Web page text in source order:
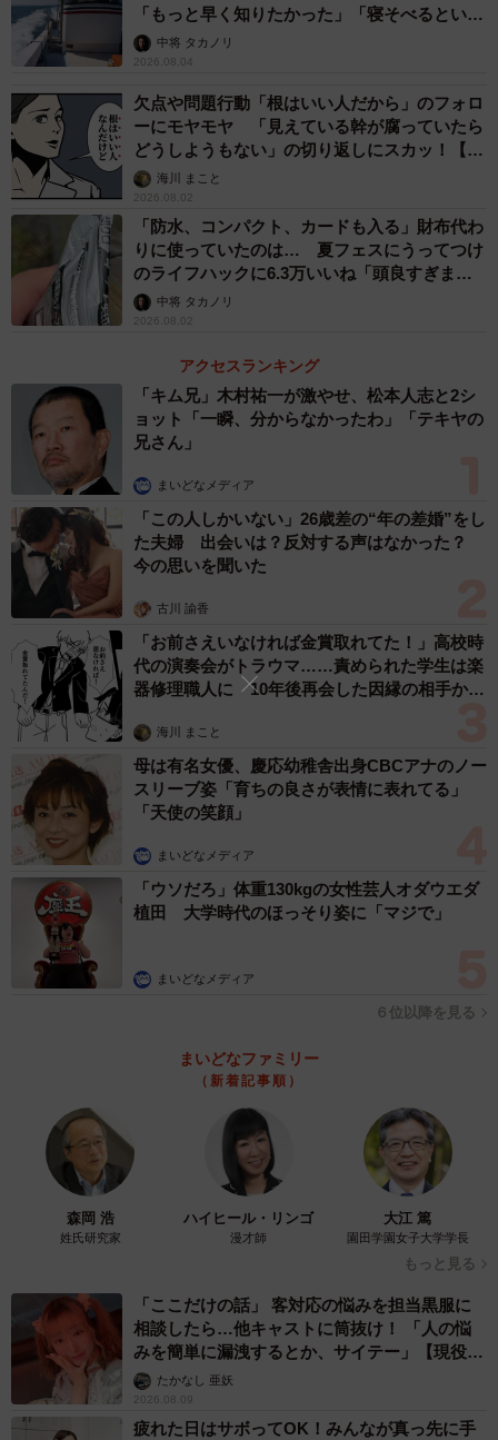
「もっと早く知りたかった」「寝そべるといい
らしい」
中将 タカノリ
2026.08.04
欠点や問題行動「根はいい人だから」のフォロ
ーにモヤモヤ 「見えている幹が腐っていたら
どうしようもない」の切り返しにスカッ！【漫
画】海川 まこと
2026.08.02
「防水、コンパクト、カードも入る」財布代わ
りに使っていたのは… 夏フェスにうってつけ
のライフハックに6.3万いいね「頭良すぎま
す」中将 タカノリ
2026.08.02
アクセスランキング
「キム兄」木村祐一が激やせ、松本人志と2シ
ョット「一瞬、分からなかったわ」「テキヤの
兄さん」
まいどなメディア
「この人しかいない」26歳差の“年の差婚”をし
た夫婦 出会いは？反対する声はなかった？
今の思いを聞いた
古川 諭香
「お前さえいなければ金賞取れてた！」高校時
代の演奏会がトラウマ……責められた学生は楽
器修理職人に 10年後再会した因縁の相手から
海川 まこと
母は有名女優、慶応幼稚舎出身CBCアナのノー
スリーブ姿「育ちの良さが表情に表れてる」
「天使の笑顔」
まいどなメディア
「ウソだろ」体重130kgの女性芸人オダウエダ
植田 大学時代のほっそり姿に「マジで」
まいどなメディア
６位以降を見る
まいどなファミリー
（新着記事順）
森岡 浩
姓氏研究家
ハイヒール・リンゴ
漫才師
大江 篤
園田学園女子大学学長
もっと見る
「ここだけの話」 客対応の悩みを担当黒服に
相談したら…他キャストに筒抜け！ 「人の悩
みを簡単に漏洩するとか、サイテー」【現役キ
ャストに取材】
たかなし 亜妖
2026.08.09
疲れた日はサボってOK！みんなが真っ先に手